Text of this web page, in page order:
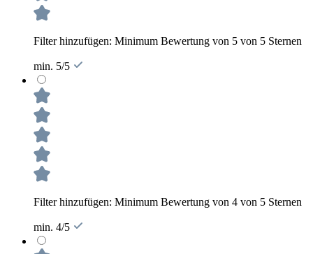
Filter hinzufügen: Minimum Bewertung von 5 von 5 Sternen
min. 5/5
Filter hinzufügen: Minimum Bewertung von 4 von 5 Sternen
min. 4/5